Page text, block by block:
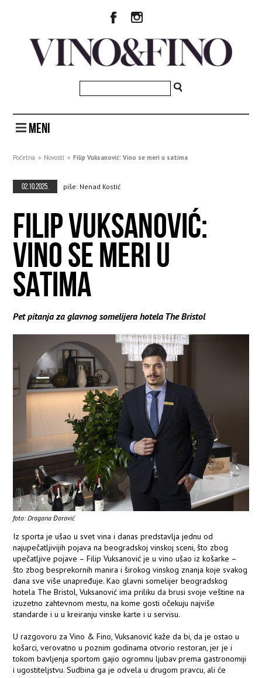
MENI
Početna » Novosti » Filip Vuksanović: Vino se meri u satima
02.10.2025. piše: Nenad Kostić
FILIP VUKSANOVIĆ:
VINO SE MERI U
SATIMA
Pet pitanja za glavnog somelijera hotela The Bristol
foto: Dragana Đorović
Iz sporta je ušao u svet vina i danas predstavlja jednu od
najupečatljivijih pojava na beogradskoj vinskoj sceni, što zbog
upečatljive pojave – Filip Vuksanović je u vino ušao iz košarke –
što zbog besprekornih manira i širokog vinskog znanja koje svakog
dana sve više unapređuje. Kao glavni somelijer beogradskog
hotela The Bristol, Vuksanović ima priliku da brusi svoje veštine na
izuzetno zahtevnom mestu, na kome gosti očekuju najviše
standarde i u u kreiranju vinske karte i u servisu.
U razgovoru za Vino & Fino, Vuksanović kaže da bi, da je ostao u
košarci, verovatno u poznim godinama otvorio restoran, jer je i
tokom bavljenja sportom gajio ogromnu ljubav prema gastronomiji
i ugostiteljstvu. Sudbina ga je odvela u drugom pravcu, ali će